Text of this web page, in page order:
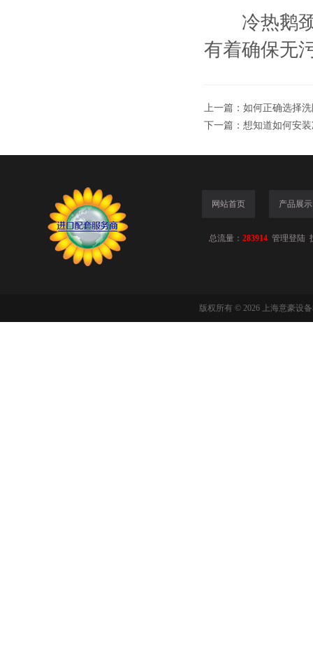
冷热鹅颈
有着确保无
上一篇： 如何正确选择
下一篇： 想知道如何安
网站首页 产品展示
总流量： 283914 管理登陆
版权所有 © 2026 上海意豪设